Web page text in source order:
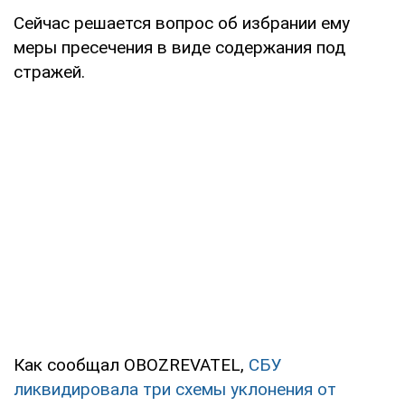
Сейчас решается вопрос об избрании ему
меры пресечения в виде содержания под
стражей.
Как сообщал OBOZREVATEL, СБУ
ликвидировала три схемы уклонения от